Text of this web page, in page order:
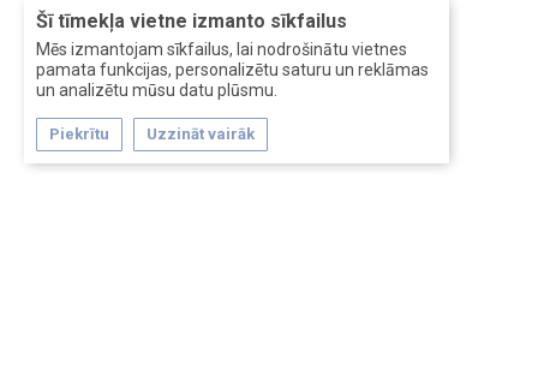
Šī tīmekļa vietne izmanto sīkfailus
Mēs izmantojam sīkfailus, lai nodrošinātu vietnes
pamata funkcijas, personalizētu saturu un reklāmas
un analizētu mūsu datu plūsmu.
Piekrītu Uzzināt vairāk